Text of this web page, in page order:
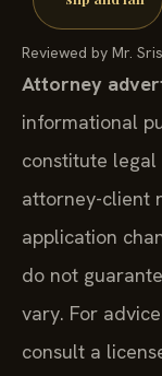
Reviewed by Mr.
Attorney
informational
constitute
attorney-client
application
do not
vary. For
consult a